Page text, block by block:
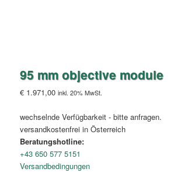
95 mm objective module
€ 1.971,00 inkl. 20% MwSt.
wechselnde Verfügbarkeit - bitte anfragen.
versandkostenfrei in Österreich
Beratungshotline:
+43 650 577 5151
Versandbedingungen